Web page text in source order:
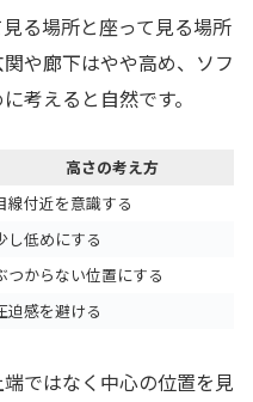
る場所と座って見る場所
や廊下はやや高め、ソフ
考えると自然です。
高さの考え方
線付近を意識する
し低めにする
つからない位置にする
迫感を避ける
ではなく中心の位置を見